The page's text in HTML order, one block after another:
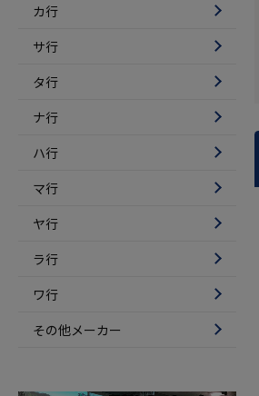
カ行
サ行
タ行
ナ行
ハ行
マ行
ヤ行
ラ行
ワ行
その他メーカー